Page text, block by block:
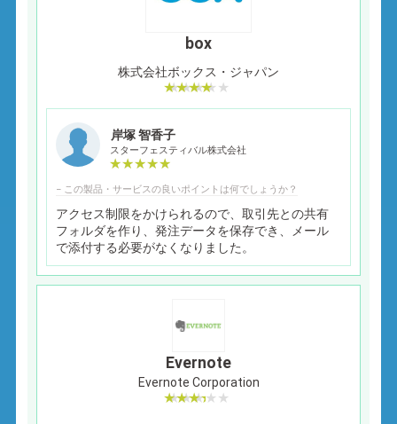
box
株式会社ボックス・ジャパン
岸塚 智香子
スターフェスティバル株式会社
− この製品・サービスの良いポイントは何でしょうか？
アクセス制限をかけられるので、取引先との共有
フォルダを作り、発注データを保存でき、メール
で添付する必要がなくなりました。
Evernote
Evernote Corporation